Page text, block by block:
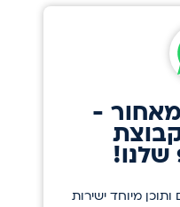
-
מיוחד ישירות